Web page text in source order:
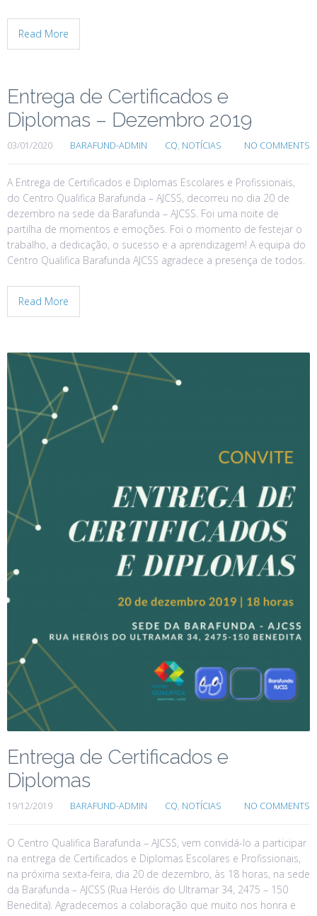
Read More
Entrega de Certificados e
Diplomas – Dezembro 2019
03/01/2020 BARAFUND-ADMIN CQ, NOTÍCIAS NO COMMENTS
A Entrega de Certificados e Diplomas Escolares e Profissionais,
do Centro Qualifica Barafunda – AJCSS, decorreu no dia 20 de
dezembro na sede da Barafunda – AJCSS. Foi uma noite de
partilha de momentos e emoções. Foi o momento de festejar o
trabalho, a dedicação, o sucesso e a aprendizagem! A equipa do
Centro Qualifica Barafunda AJCSS agradece a presença de todos.
Read More
Entrega de Certificados e
Diplomas
19/12/2019 BARAFUND-ADMIN CQ, NOTÍCIAS NO COMMENTS
O Centro Qualifica Barafunda – AJCSS, vem convidá-lo a participar
na entrega de Certificados e Diplomas Escolares e Profissionais,
na próxima sexta-feira, dia 20 de dezembro, às 18 horas, na sede
da Barafunda – AJCSS (Rua Heróis do Ultramar 34, 2475 – 150
Benedita). Agradecemos a colaboração que muito nos honra e